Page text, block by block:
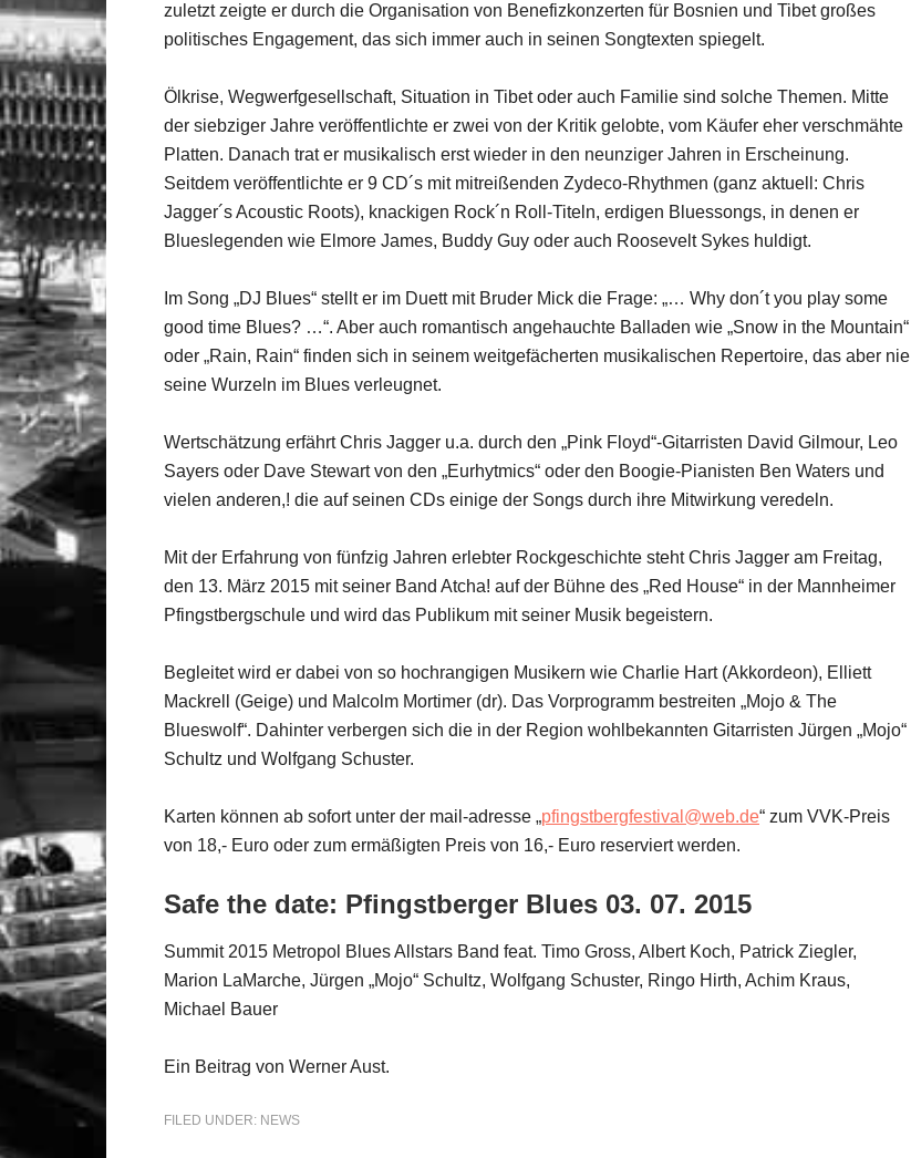
zuletzt zeigte er durch die Organisation von Benefizkonzerten für Bosnien und Tibet großes
politisches Engagement, das sich immer auch in seinen Songtexten spiegelt.
Ölkrise, Wegwerfgesellschaft, Situation in Tibet oder auch Familie sind solche Themen. Mitte
der siebziger Jahre veröffentlichte er zwei von der Kritik gelobte, vom Käufer eher verschmähte
Platten. Danach trat er musikalisch erst wieder in den neunziger Jahren in Erscheinung.
Seitdem veröffentlichte er 9 CD´s mit mitreißenden Zydeco-Rhythmen (ganz aktuell: Chris
Jagger´s Acoustic Roots), knackigen Rock´n Roll-Titeln, erdigen Bluessongs, in denen er
Blueslegenden wie Elmore James, Buddy Guy oder auch Roosevelt Sykes huldigt.
Im Song „DJ Blues“ stellt er im Duett mit Bruder Mick die Frage: „… Why don´t you play some
good time Blues? …“. Aber auch romantisch angehauchte Balladen wie „Snow in the Mountain“
oder „Rain, Rain“ finden sich in seinem weitgefächerten musikalischen Repertoire, das aber nie
seine Wurzeln im Blues verleugnet.
Wertschätzung erfährt Chris Jagger u.a. durch den „Pink Floyd“-Gitarristen David Gilmour, Leo
Sayers oder Dave Stewart von den „Eurhytmics“ oder den Boogie-Pianisten Ben Waters und
vielen anderen,! die auf seinen CDs einige der Songs durch ihre Mitwirkung veredeln.
Mit der Erfahrung von fünfzig Jahren erlebter Rockgeschichte steht Chris Jagger am Freitag,
den 13. März 2015 mit seiner Band Atcha! auf der Bühne des „Red House“ in der Mannheimer
Pfingstbergschule und wird das Publikum mit seiner Musik begeistern.
Begleitet wird er dabei von so hochrangigen Musikern wie Charlie Hart (Akkordeon), Elliett
Mackrell (Geige) und Malcolm Mortimer (dr). Das Vorprogramm bestreiten „Mojo & The
Blueswolf“. Dahinter verbergen sich die in der Region wohlbekannten Gitarristen Jürgen „Mojo“
Schultz und Wolfgang Schuster.
Karten können ab sofort unter der mail-adresse „pfingstbergfestival@web.de“ zum VVK-Preis
von 18,- Euro oder zum ermäßigten Preis von 16,- Euro reserviert werden.
Safe the date: Pfingstberger Blues 03. 07. 2015
Summit 2015 Metropol Blues Allstars Band feat. Timo Gross, Albert Koch, Patrick Ziegler,
Marion LaMarche, Jürgen „Mojo“ Schultz, Wolfgang Schuster, Ringo Hirth, Achim Kraus,
Michael Bauer
Ein Beitrag von Werner Aust.
FILED UNDER: NEWS